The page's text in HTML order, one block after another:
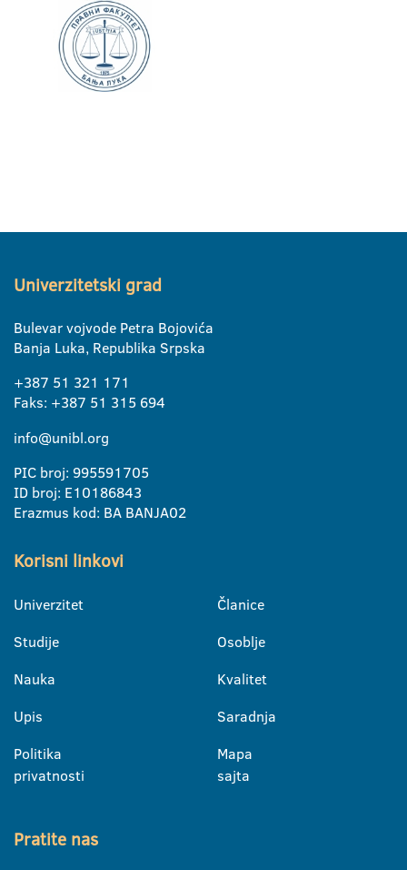
Univerzitetski grad
Bulevar vojvode Petra Bojovića
Banja Luka, Republika Srpska
+387 51 321 171
Faks: +387 51 315 694
info@unibl.org
PIC broj: 995591705
ID broj: E10186843
Erazmus kod: BA BANJA02
Korisni linkovi
Univerzitet
Studije
Nauka
Upis
Politika
privatnosti
Članice
Osoblje
Kvalitet
Saradnja
Mapa
sajta
Pratite nas